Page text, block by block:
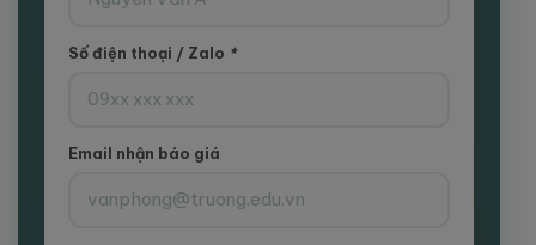
Số điện thoại / Zalo *
Email nhận báo giá